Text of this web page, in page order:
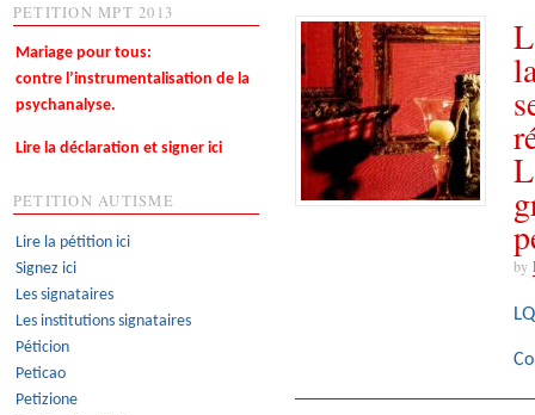
by
PETITION MPT 2013
Mariage pour tous:
contre l’instrumentalisation de la
psychanalyse.
Lire la déclaration et signer ici
PETITION AUTISME
Lire la pétition ici
Signez ici
Les signataires
Les institutions signataires
Péticion
Peticao
Petizione